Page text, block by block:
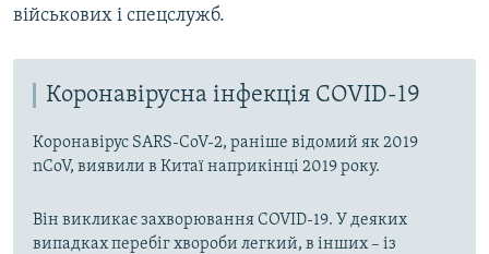
військових і спецслужб.
Коронавірусна інфекція COVID-19
Коронавірус SARS-CoV-2, раніше відомий як 2019
nCoV, виявили в Китаї наприкінці 2019 року.
Він викликає захворювання COVID-19. У деяких
випадках перебіг хвороби легкий, в інших – із